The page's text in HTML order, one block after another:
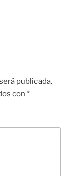
publicada.
con *